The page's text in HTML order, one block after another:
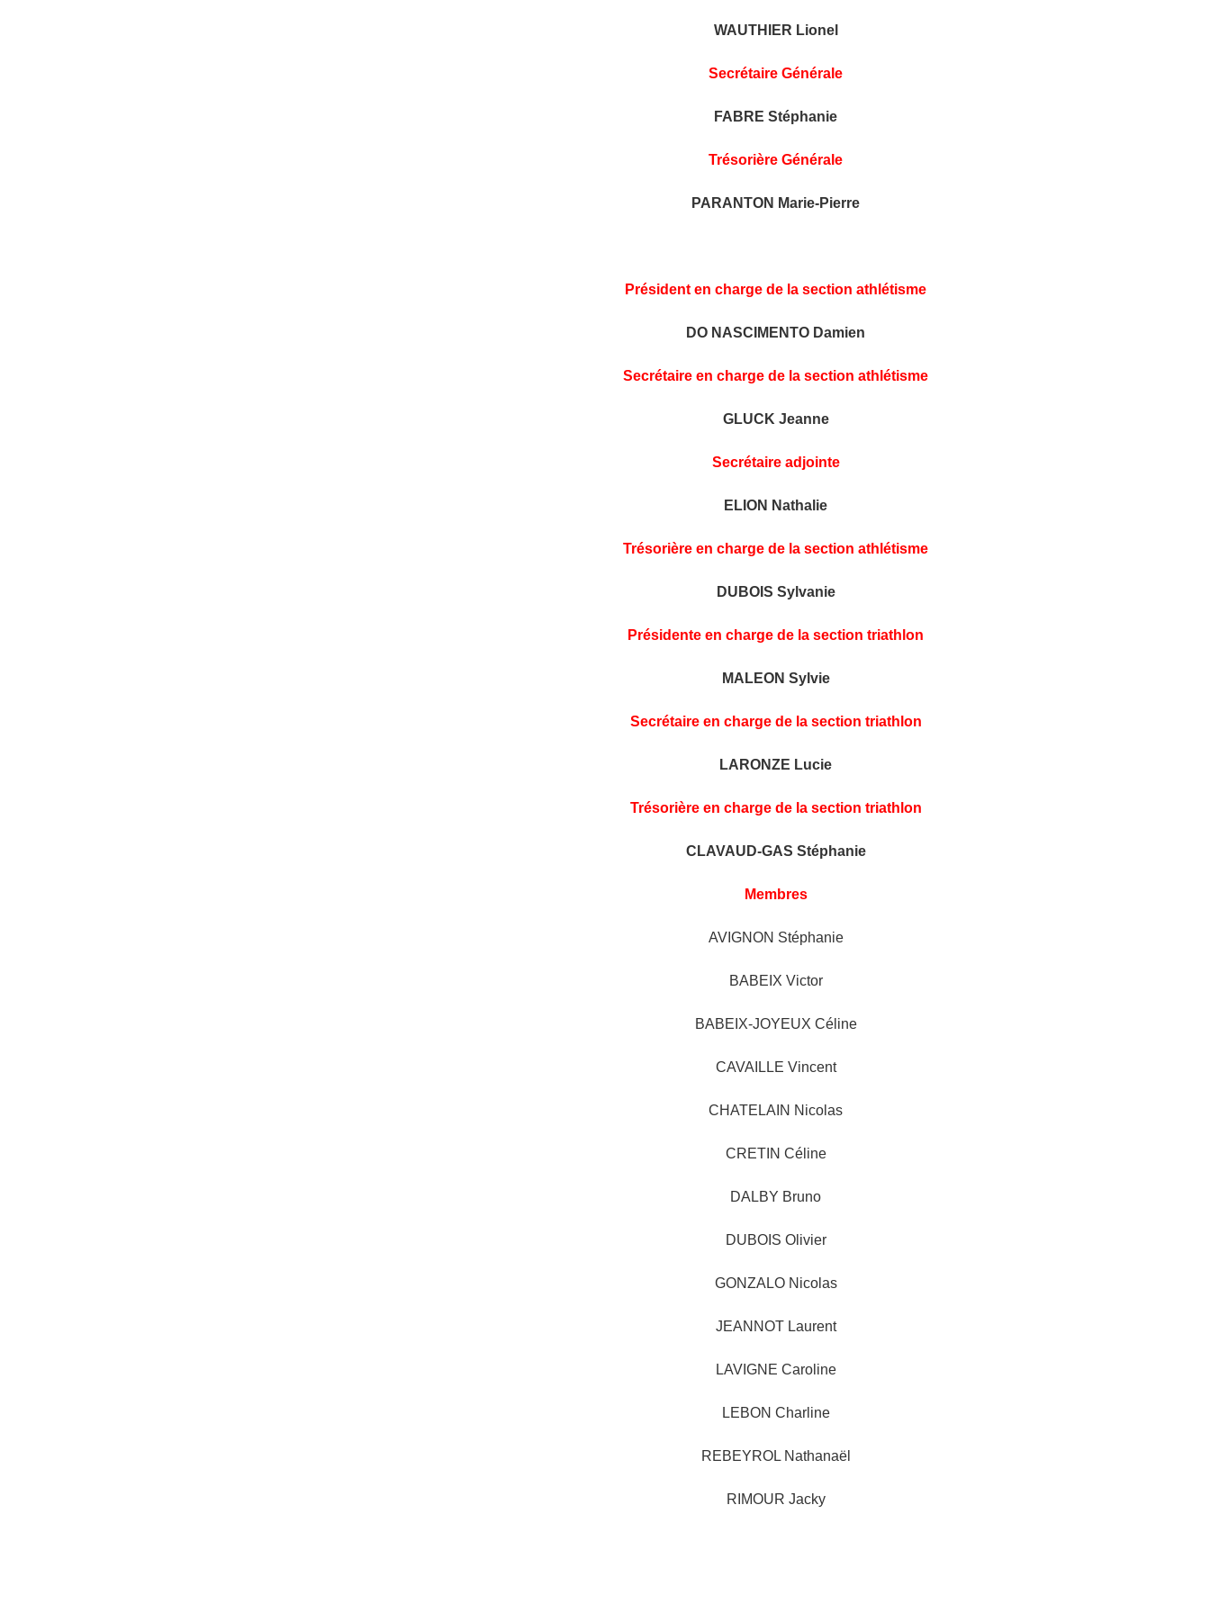
WAUTHIER Lionel
Secrétaire Générale
FABRE Stéphanie
Trésorière Générale
PARANTON Marie-Pierre
Président en charge de la section athlétisme
DO NASCIMENTO Damien
Secrétaire en charge de la section athlétisme
GLUCK Jeanne
Secrétaire adjointe
ELION Nathalie
Trésorière en charge de la section athlétisme
DUBOIS Sylvanie
Présidente en charge de la section triathlon
MALEON Sylvie
Secrétaire en charge de la section triathlon
LARONZE Lucie
Trésorière en charge de la section triathlon
CLAVAUD-GAS Stéphanie
Membres
AVIGNON Stéphanie
BABEIX Victor
BABEIX-JOYEUX Céline
CAVAILLE Vincent
CHATELAIN Nicolas
CRETIN Céline
DALBY Bruno
DUBOIS Olivier
GONZALO Nicolas
JEANNOT Laurent
LAVIGNE Caroline
LEBON Charline
REBEYROL Nathanaël
RIMOUR Jacky